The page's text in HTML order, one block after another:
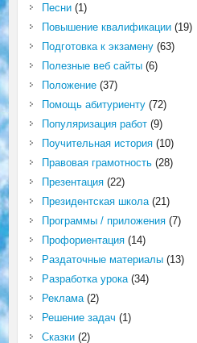
Песни(1)
Повышение квалификации(19)
Подготовка к экзамену(63)
Полезные веб сайты(6)
Положение(37)
Помощь абитуриенту(72)
Популяризация работ(9)
Поучительная история(10)
Правовая грамотность(28)
Презентация(22)
Президентская школа(21)
Программы / приложения(7)
Профориентация(14)
Раздаточные материалы(13)
Разработка урока(34)
Реклама(2)
Решение задач (1)
Сказки(2)